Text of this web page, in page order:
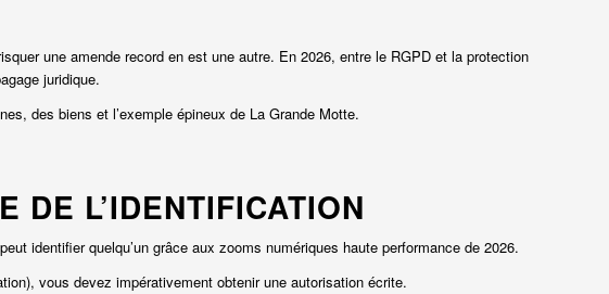
une amende record en est une autre. En 2026, entre le RGPD et la protection
juridique.
des biens et l’exemple épineux de La Grande Motte.
DE L’IDENTIFICATION
identifier quelqu’un grâce aux zooms numériques haute performance de 2026.
vous devez impérativement obtenir une autorisation écrite.